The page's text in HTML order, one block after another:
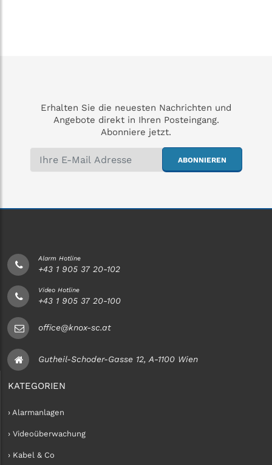
Erhalten Sie die neuesten Nachrichten und
Angebote direkt in Ihren Posteingang.
Abonniere jetzt.
ABONNIEREN
Alarm Hotline
+43 1 905 37 20-102
Video Hotline
+43 1 905 37 20-100
office@knox-sc.at
Gutheil-Schoder-Gasse 12, A-1100 Wien
KATEGORIEN
› Alarmanlagen
› Videoüberwachung
› Kabel & Co